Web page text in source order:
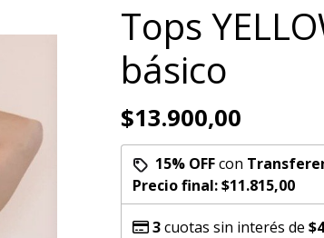
Tops
básico
$13.900,00
15% OFFcon
Precio final:$11.815,00
3cuotas sin interés de